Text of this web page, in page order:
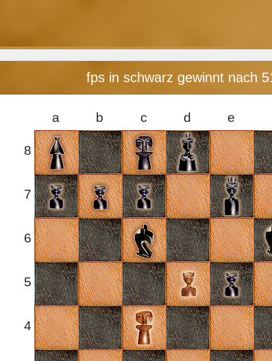
fps in schwarz gewinnt nach
a b c d e
8
7
6
5
4